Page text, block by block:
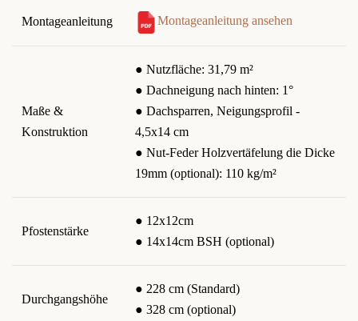
Montageanleitung Montageanleitung ansehen
Maße &
Konstruktion
● Nutzfläche: 31,79 m²
● Dachneigung nach hinten: 1°
● Dachsparren, Neigungsprofil -
4,5x14 cm
● Nut-Feder Holzvertäfelung die Dicke
19mm (optional): 110 kg/m²
Pfostenstärke
● 12x12cm
● 14x14cm BSH (optional)
Durchgangshöhe
● 228 cm (Standard)
● 328 cm (optional)